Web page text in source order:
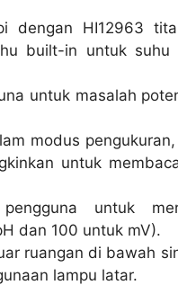
dengan HI12963
built-in untuk suhu
untuk masalah
modus
untuk
untuk
dan 100 untuk mV).
ruangan di bawah
lampu latar.